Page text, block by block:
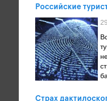
Российские
Страх